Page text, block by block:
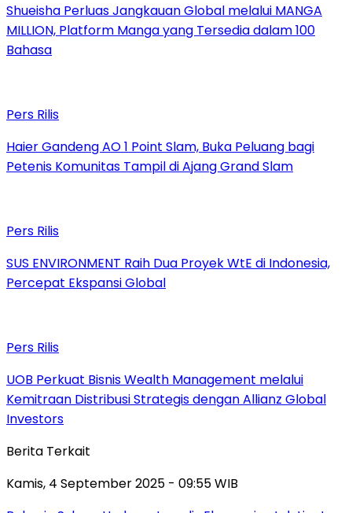
Shueisha Perluas Jangkauan Global melalui MANGA
MILLION, Platform Manga yang Tersedia dalam 100
Bahasa
Pers Rilis
Haier Gandeng AO 1 Point Slam, Buka Peluang bagi
Petenis Komunitas Tampil di Ajang Grand Slam
Pers Rilis
SUS ENVIRONMENT Raih Dua Proyek WtE di Indonesia,
Percepat Ekspansi Global
Pers Rilis
UOB Perkuat Bisnis Wealth Management melalui
Kemitraan Distribusi Strategis dengan Allianz Global
Investors
Berita Terkait
Kamis, 4 September 2025 - 09:55 WIB